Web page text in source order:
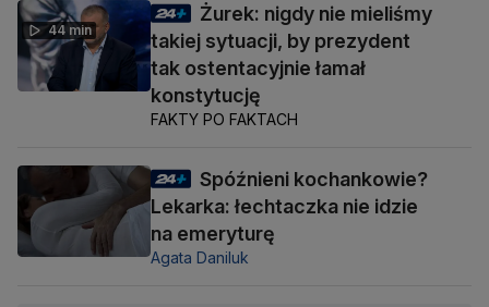
44 min
Żurek: nigdy nie mieliśmy
takiej sytuacji, by prezydent
tak ostentacyjnie łamał
konstytucję
FAKTY PO FAKTACH
Spóźnieni kochankowie?
Lekarka: łechtaczka nie idzie
na emeryturę
Agata Daniluk